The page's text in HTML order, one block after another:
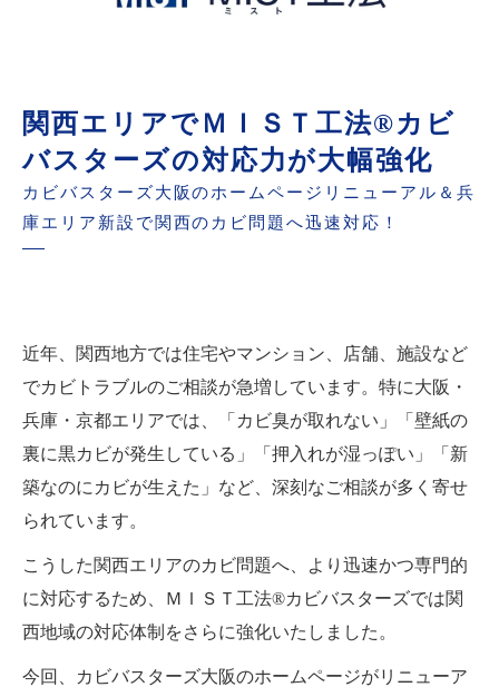
関西エリアでＭＩＳＴ工法®カビ
バスターズの対応力が大幅強化
カビバスターズ大阪のホームページリニューアル＆兵
庫エリア新設で関西のカビ問題へ迅速対応！
近年、関西地方では住宅やマンション、店舗、施設など
でカビトラブルのご相談が急増しています。特に大阪・
兵庫・京都エリアでは、「カビ臭が取れない」「壁紙の
裏に黒カビが発生している」「押入れが湿っぽい」「新
築なのにカビが生えた」など、深刻なご相談が多く寄せ
られています。
こうした関西エリアのカビ問題へ、より迅速かつ専門的
に対応するため、ＭＩＳＴ工法®カビバスターズでは関
西地域の対応体制をさらに強化いたしました。
今回、カビバスターズ大阪のホームページがリニューア